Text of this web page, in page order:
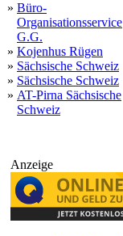
» Büro-
Organisationsservice
G.G.
» Kojenhus Rügen
» Sächsische Schweiz
» Sächsische Schweiz
» AT-Pirna Sächsische
Schweiz
Anzeige